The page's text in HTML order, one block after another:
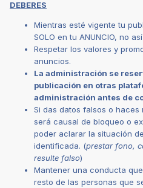
DEBERES
Mientras esté vigente tu
SOLO en tu ANUNCIO, no
Respetar los valores y
anuncios.
La administración se
publicación en otras
administración antes de
Si das datos falsos o
será causal de bloqueo o
poder aclarar la situación
identificada. (prestar fono,
resulte falso)
Mantener una conducta
resto de las personas que